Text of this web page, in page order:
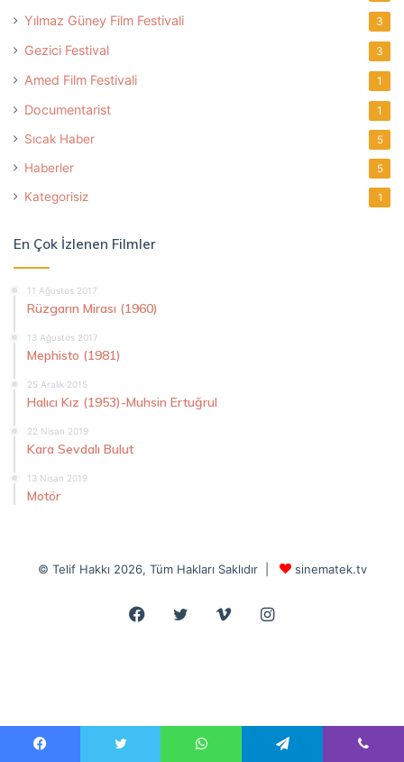
Yılmaz Güney Film Festivali 3
Gezici Festival 3
Amed Film Festivali 1
Documentarist 1
Sıcak Haber 5
Haberler 5
Kategorisiz 1
En Çok İzlenen Filmler
11 Ağustos 2017
Rüzgarın Mirası (1960)
13 Ağustos 2017
Mephisto (1981)
25 Aralık 2015
Halıcı Kız (1953)-Muhsin Ertuğrul
22 Nisan 2019
Kara Sevdalı Bulut
13 Nisan 2019
Motör
© Telif Hakkı 2026, Tüm Hakları Saklıdır | sinematek.tv
Facebook
Twitter VimeoInstagram